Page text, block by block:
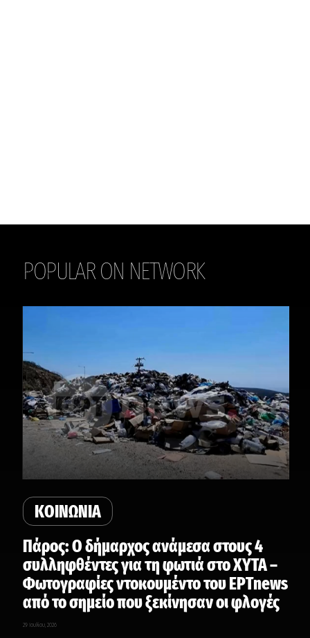
POPULAR ON NETWORK
THE DAILY
ΚΟΙΝΩΝΙΑ
Πάρος: Ο δήμαρχος ανάμεσα στους 4
συλληφθέντες για τη φωτιά στο ΧΥΤΑ –
Φωτογραφίες ντοκουμέντο του ΕΡΤnews
από το σημείο που ξεκίνησαν οι φλογές
29 Ιουλίου, 2026